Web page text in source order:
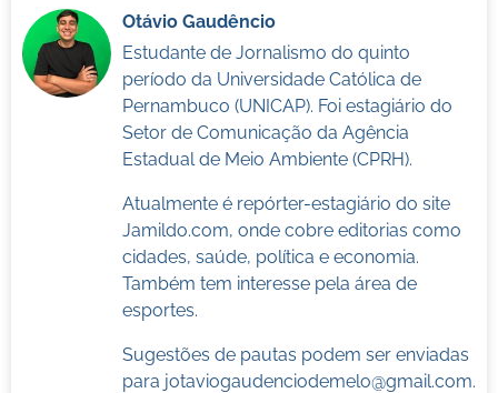
Otávio Gaudêncio
Estudante de Jornalismo do quinto
período da Universidade Católica de
Pernambuco (UNICAP). Foi estagiário do
Setor de Comunicação da Agência
Estadual de Meio Ambiente (CPRH).
Atualmente é repórter-estagiário do site
Jamildo.com, onde cobre editorias como
cidades, saúde, política e economia.
Também tem interesse pela área de
esportes.
Sugestões de pautas podem ser enviadas
para jotaviogaudenciodemelo@gmail.com.